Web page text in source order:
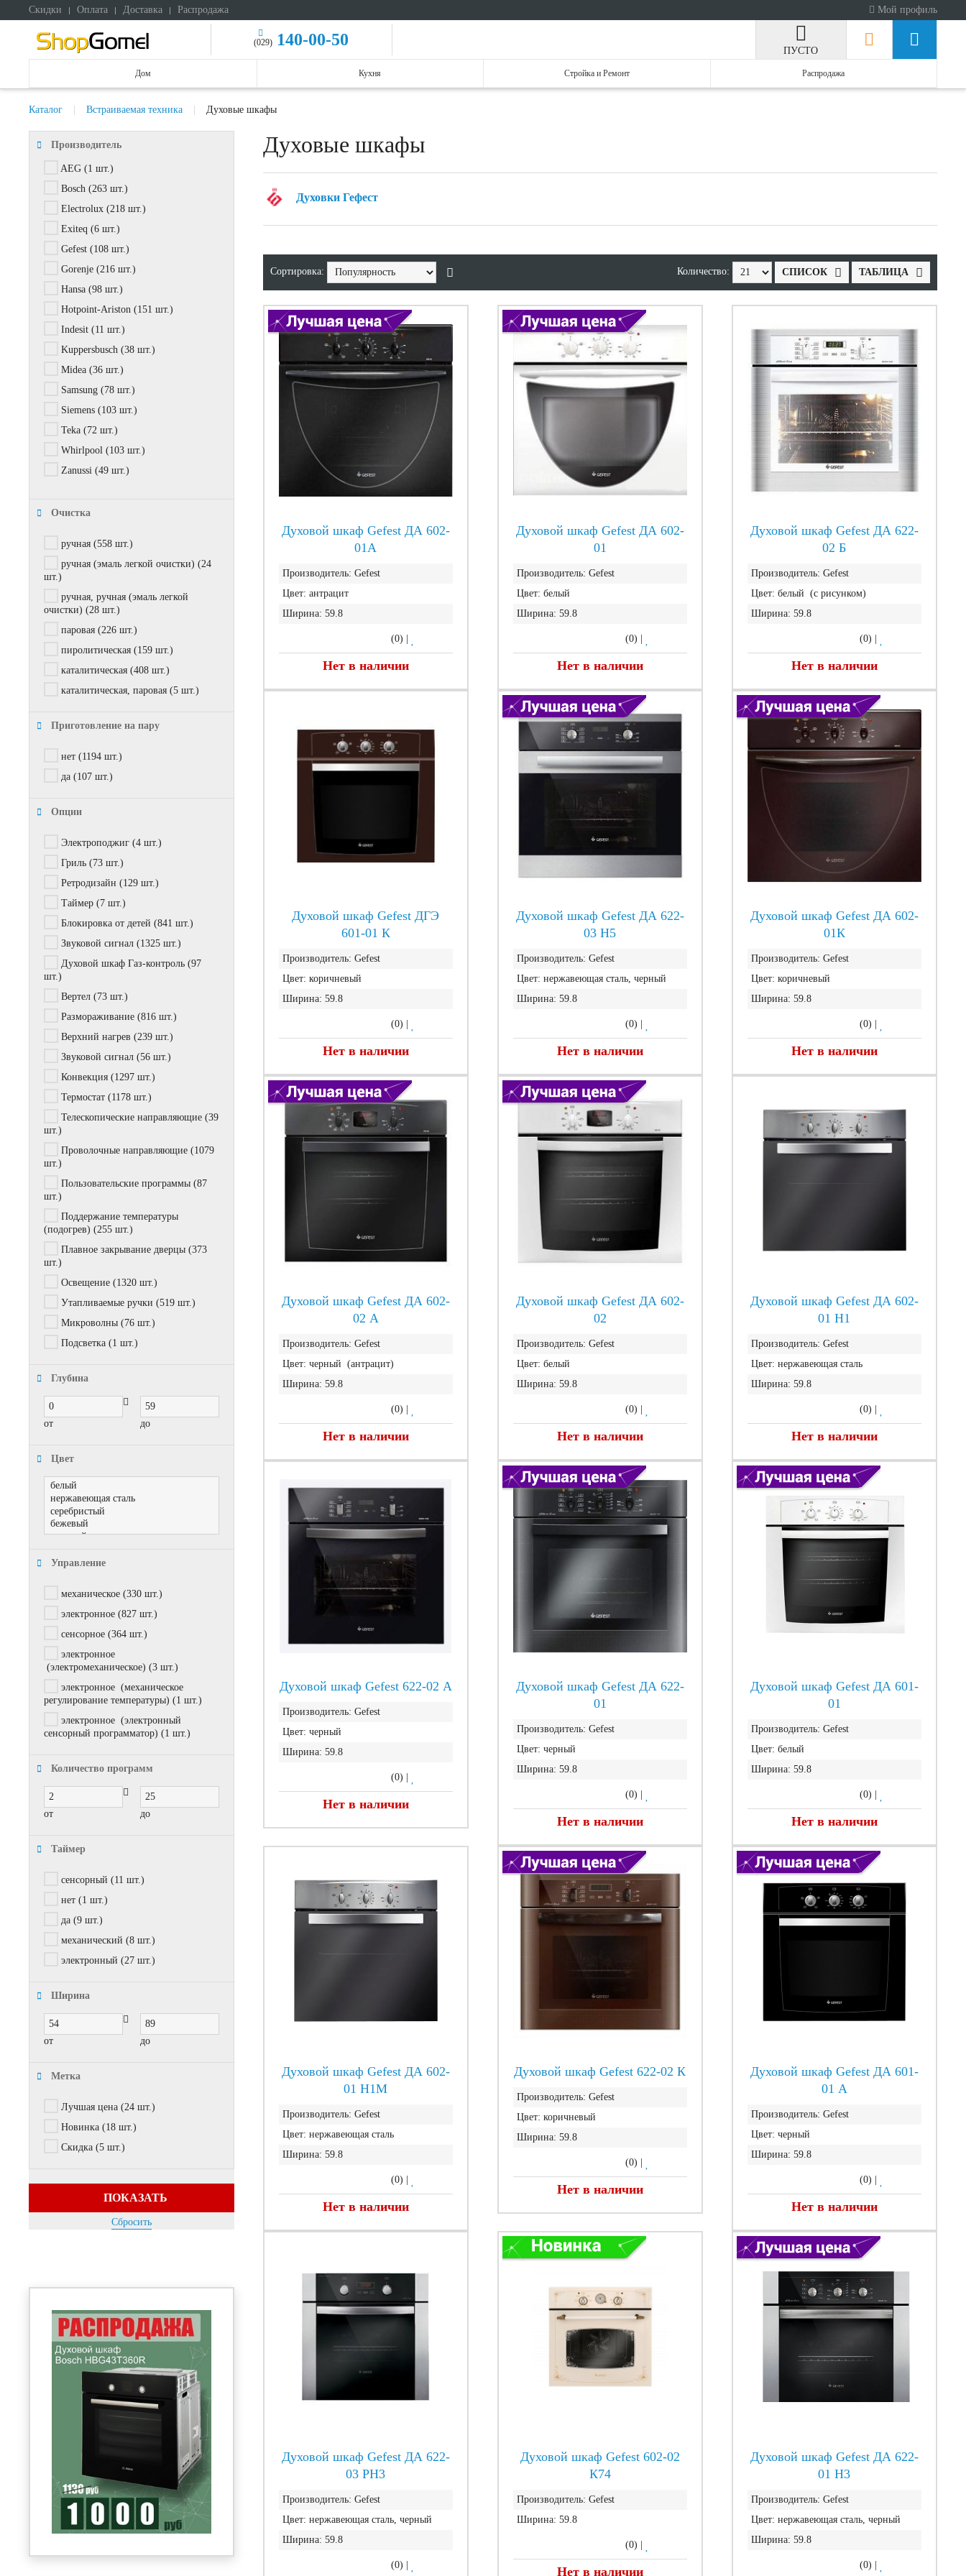
Скидки Оплата Доставка Распродажа Мой профиль
(029) 140-00-50
ПУСТО
Дом Кухня Стройка и Ремонт Распродажа
Каталог Встраиваемая техника Духовые шкафы
Духовые шкафы
Духовки Гефест
Сортировка: Количество: СПИСОК ТАБЛИЦА
Духовой шкаф Gefest ДА 602-
01A
Производитель: Gefest
Цвет: антрацит
Ширина: 59.8
(0)
Нет в наличии
Духовой шкаф Gefest ДА 602-
01
Производитель: Gefest
Цвет: белый
Ширина: 59.8
(0)
Нет в наличии
Духовой шкаф Gefest ДА 622-
02 Б
Производитель: Gefest
Цвет: белый (с рисунком)
Ширина: 59.8
(0)
Нет в наличии
Духовой шкаф Gefest ДГЭ
601-01 К
Производитель: Gefest
Цвет: коричневый
Ширина: 59.8
(0)
Нет в наличии
Духовой шкаф Gefest ДА 622-
03 Н5
Производитель: Gefest
Цвет: нержавеющая сталь, черный
Ширина: 59.8
(0)
Нет в наличии
Духовой шкаф Gefest ДА 602-
01К
Производитель: Gefest
Цвет: коричневый
Ширина: 59.8
(0)
Нет в наличии
Духовой шкаф Gefest ДА 602-
02 А
Производитель: Gefest
Цвет: черный (антрацит)
Ширина: 59.8
(0)
Нет в наличии
Духовой шкаф Gefest ДА 602-
02
Производитель: Gefest
Цвет: белый
Ширина: 59.8
(0)
Нет в наличии
Духовой шкаф Gefest ДА 602-
01 Н1
Производитель: Gefest
Цвет: нержавеющая сталь
Ширина: 59.8
(0)
Нет в наличии
Духовой шкаф Gefest 622-02 А
Производитель: Gefest
Цвет: черный
Ширина: 59.8
(0)
Нет в наличии
Духовой шкаф Gefest ДА 622-
01
Производитель: Gefest
Цвет: черный
Ширина: 59.8
(0)
Нет в наличии
Духовой шкаф Gefest ДА 601-
01
Производитель: Gefest
Цвет: белый
Ширина: 59.8
(0)
Нет в наличии
Духовой шкаф Gefest ДА 602-
01 Н1М
Производитель: Gefest
Цвет: нержавеющая сталь
Ширина: 59.8
(0)
Нет в наличии
Духовой шкаф Gefest 622-02 К
Производитель: Gefest
Цвет: коричневый
Ширина: 59.8
(0)
Нет в наличии
Духовой шкаф Gefest ДА 601-
01 А
Производитель: Gefest
Цвет: черный
Ширина: 59.8
(0)
Нет в наличии
Духовой шкаф Gefest ДА 622-
03 РН3
Производитель: Gefest
Цвет: нержавеющая сталь, черный
Ширина: 59.8
(0)
Духовой шкаф Gefest 602-02
К74
Производитель: Gefest
Ширина: 59.8
(0)
Нет в наличии
Духовой шкаф Gefest ДА 622-
01 Н3
Производитель: Gefest
Цвет: нержавеющая сталь, черный
Ширина: 59.8
(0)
Производитель
AEG (1 шт.)
Bosch (263 шт.)
Electrolux (218 шт.)
Exiteq (6 шт.)
Gefest (108 шт.)
Gorenje (216 шт.)
Hansa (98 шт.)
Hotpoint-Ariston (151 шт.)
Indesit (11 шт.)
Kuppersbusch (38 шт.)
Midea (36 шт.)
Samsung (78 шт.)
Siemens (103 шт.)
Teka (72 шт.)
Whirlpool (103 шт.)
Zanussi (49 шт.)
Очистка
ручная (558 шт.)
ручная (эмаль легкой очистки) (24
шт.)
ручная, ручная (эмаль легкой
очистки) (28 шт.)
паровая (226 шт.)
пиролитическая (159 шт.)
каталитическая (408 шт.)
каталитическая, паровая (5 шт.)
Приготовление на пару
нет (1194 шт.)
да (107 шт.)
Опции
Электроподжиг (4 шт.)
Гриль (73 шт.)
Ретродизайн (129 шт.)
Таймер (7 шт.)
Блокировка от детей (841 шт.)
Звуковой сигнал (1325 шт.)
Духовой шкаф Газ-контроль (97
шт.)
Вертел (73 шт.)
Размораживание (816 шт.)
Верхний нагрев (239 шт.)
Звуковой сигнал (56 шт.)
Конвекция (1297 шт.)
Термостат (1178 шт.)
Телескопические направляющие (39
шт.)
Проволочные направляющие (1079
шт.)
Пользовательские программы (87
шт.)
Поддержание температуры
(подогрев) (255 шт.)
Плавное закрывание дверцы (373
шт.)
Освещение (1320 шт.)
Утапливаемые ручки (519 шт.)
Микроволны (76 шт.)
Подсветка (1 шт.)
Глубина
от до
Цвет
Управление
механическое (330 шт.)
электронное (827 шт.)
сенсорное (364 шт.)
электронное
(электромеханическое) (3 шт.)
электронное (механическое
регулирование температуры) (1 шт.)
электронное (электронный
сенсорный программатор) (1 шт.)
Количество программ
от до
Таймер
сенсорный (11 шт.)
нет (1 шт.)
да (9 шт.)
механический (8 шт.)
электронный (27 шт.)
Ширина
от до
Метка
Лучшая цена (24 шт.)
Новинка (18 шт.)
Скидка (5 шт.)
ПОКАЗАТЬ
Сбросить